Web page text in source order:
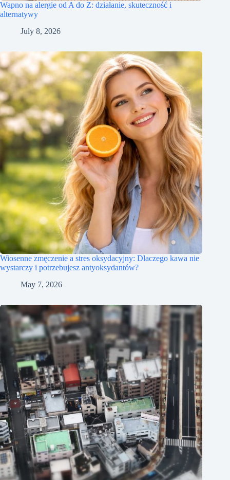
Wapno na alergie od A do Z: działanie, skuteczność i
alternatywy
July 8, 2026
Wiosenne zmęczenie a stres oksydacyjny: Dlaczego kawa nie
wystarczy i potrzebujesz antyoksydantów?
May 7, 2026